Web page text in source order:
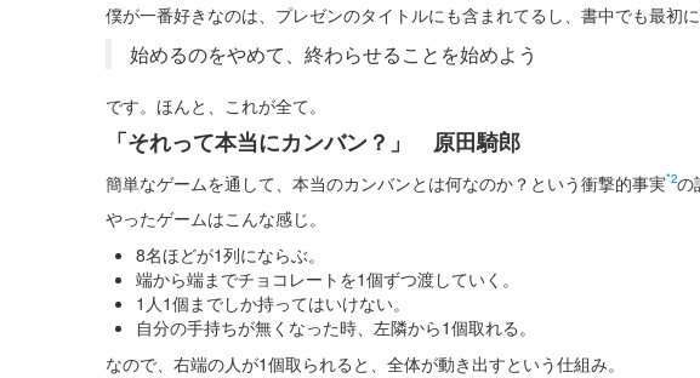
僕が一番好きなのは、プレゼンのタイトルにも含まれてるし、書中でも最初
始めるのをやめて、終わらせることを始めよう
です。ほんと、これが全て。
「それって本当にカンバン？」 原田騎郎
簡単なゲームを通して、本当のカンバンとは何なのか？という衝撃的事実*2の
やったゲームはこんな感じ。
8名ほどが1列にならぶ。
端から端までチョコレートを1個ずつ渡していく。
1人1個までしか持ってはいけない。
自分の手持ちが無くなった時、左隣から1個取れる。
なので、右端の人が1個取られると、全体が動き出すという仕組み。